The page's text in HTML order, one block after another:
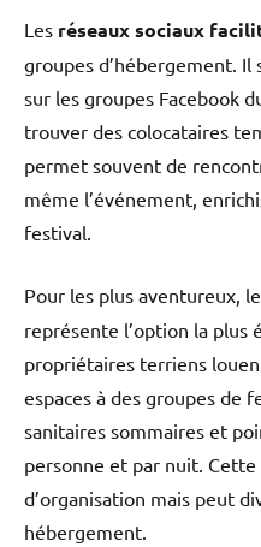
Les réseaux sociaux
groupes d’hébergement.
sur les groupes Facebook
trouver des colocataires
permet souvent de
même l’événement,
festival.
Pour les plus aventureux, le
représente l’option la plus
propriétaires terriens
espaces à des groupes de
sanitaires sommaires et
personne et par nuit.
d’organisation mais peut
hébergement.